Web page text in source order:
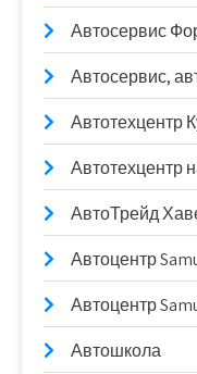
Автосервис
Автосервис,
Автотехцентр
Автотехцентр
АвтоТрейд
Автоцентр
Автоцентр
Автошкола